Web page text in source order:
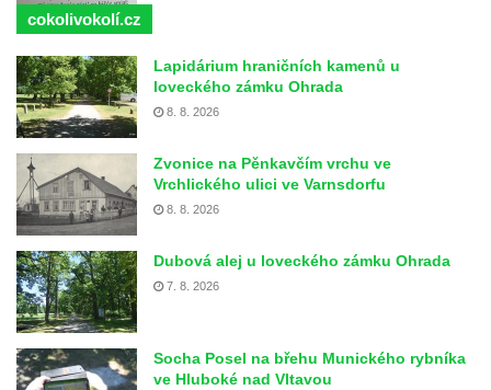
cokolivokolí.cz
Lapidárium hraničních kamenů u
loveckého zámku Ohrada
8. 8. 2026
Zvonice na Pěnkavčím vrchu ve
Vrchlického ulici ve Varnsdorfu
8. 8. 2026
Dubová alej u loveckého zámku Ohrada
7. 8. 2026
Socha Posel na břehu Munického rybníka
ve Hluboké nad Vltavou